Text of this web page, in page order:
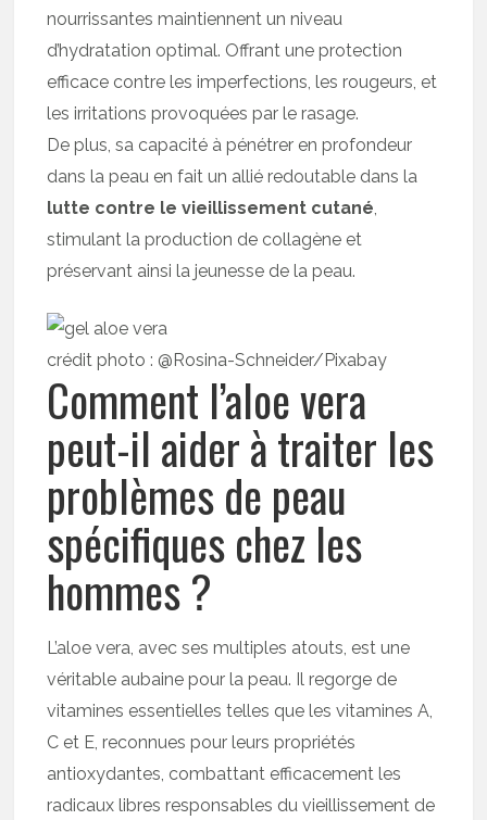
nourrissantes maintiennent un niveau
d’hydratation optimal. Offrant une protection
efficace contre les imperfections, les rougeurs, et
les irritations provoquées par le rasage.
De plus, sa capacité à pénétrer en profondeur
dans la peau en fait un allié redoutable dans la
lutte contre le vieillissement cutané,
stimulant la production de collagène et
préservant ainsi la jeunesse de la peau.
crédit photo : @Rosina-Schneider/Pixabay
Comment l’aloe vera
peut-il aider à traiter les
problèmes de peau
spécifiques chez les
hommes ?
L’aloe vera, avec ses multiples atouts, est une
véritable aubaine pour la peau. Il regorge de
vitamines essentielles telles que les vitamines A,
C et E, reconnues pour leurs propriétés
antioxydantes, combattant efficacement les
radicaux libres responsables du vieillissement de